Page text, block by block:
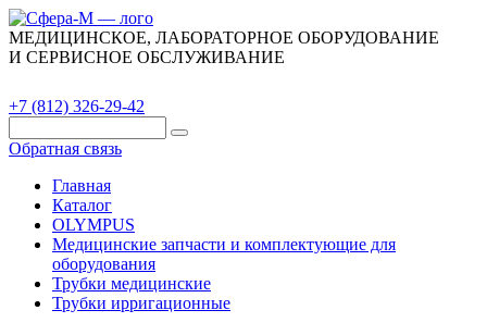
МЕДИЦИНСКОЕ, ЛАБОРАТОРНОЕ ОБОРУДОВАНИЕ
И СЕРВИСНОЕ ОБСЛУЖИВАНИЕ
+7 (812) 326-29-42
Обратная связь
Главная
Каталог
OLYMPUS
Медицинские запчасти и комплектующие для
оборудования
Трубки медицинские
Трубки ирригационные